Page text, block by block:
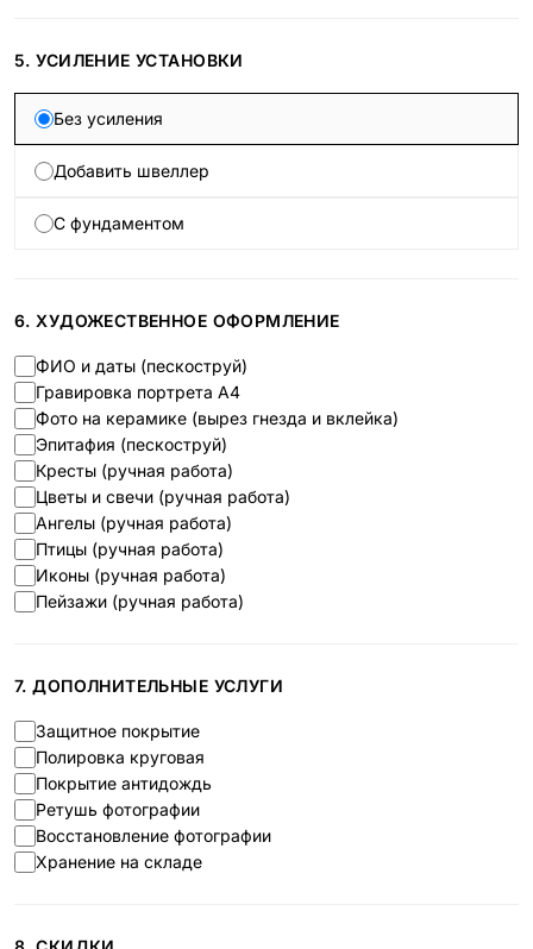
5. УСИЛЕНИЕ УСТАНОВКИ
Без усиления
Добавить швеллер
С фундаментом
6. ХУДОЖЕСТВЕННОЕ ОФОРМЛЕНИЕ
ФИО и даты (пескоструй)
Гравировка портрета А4
Фото на керамике (вырез гнезда и вклейка)
Эпитафия (пескоструй)
Кресты (ручная работа)
Цветы и свечи (ручная работа)
Ангелы (ручная работа)
Птицы (ручная работа)
Иконы (ручная работа)
Пейзажи (ручная работа)
7. ДОПОЛНИТЕЛЬНЫЕ УСЛУГИ
Защитное покрытие
Полировка круговая
Покрытие антидождь
Ретушь фотографии
Восстановление фотографии
Хранение на складе